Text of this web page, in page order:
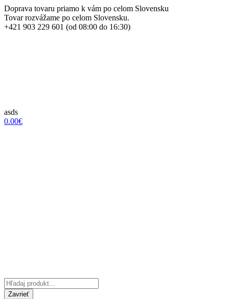
Doprava tovaru priamo k vám po celom Slovensku
Tovar rozvážame po celom Slovensku.
+421 903 229 601 (od 08:00 do 16:30)
asds
0.00€
Zavrieť